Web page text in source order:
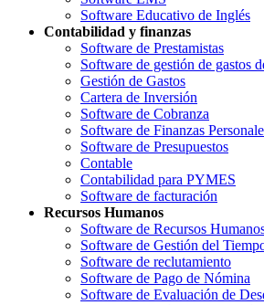
Software Educativo de Inglés
Contabilidad y finanzas
Software de Prestamistas
Software de gestión de gastos
Gestión de Gastos
Cartera de Inversión
Software de Cobranza
Software de Finanzas
Software de Presupuestos
Contable
Contabilidad para PYMES
Software de facturación
Recursos Humanos
Software de Recursos
Software de Gestión del
Software de reclutamiento
Software de Pago de Nómina
Software de Evaluación de